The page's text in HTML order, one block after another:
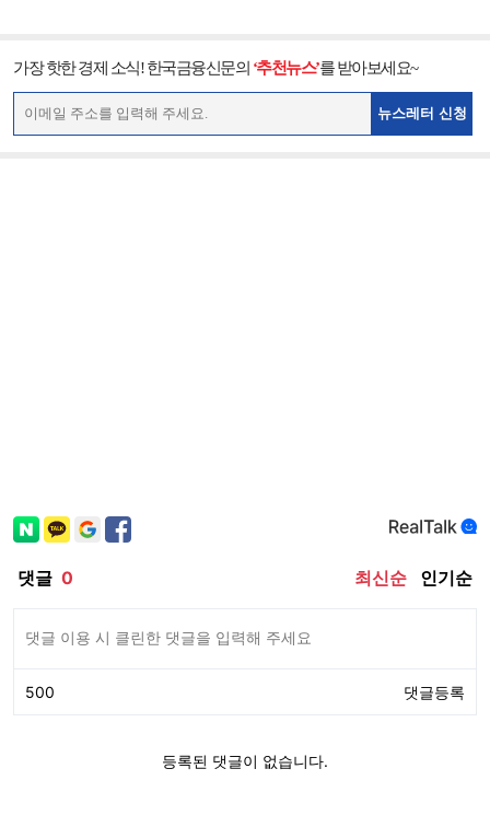
가장 핫한 경제 소식! 한국금융신문의 ‘추천뉴스’를 받아보세요~
뉴스레터 신청